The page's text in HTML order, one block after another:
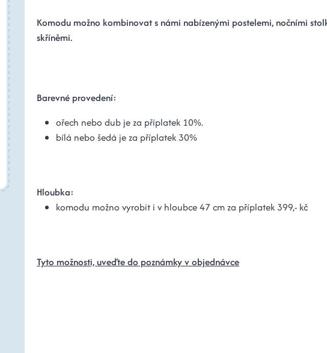
Komodu možno kombinovat s námi nabízenými postelemi, nočními
skříněmi.
Barevné provedení:
ořech nebo dub je za příplatek 10%.
bílá nebo šedá je za příplatek 30%
Hloubka:
komodu možno vyrobit i v hloubce 47 cm za příplatek 399,- kč
Tyto možnosti, uveďte do poznámky v objednávce